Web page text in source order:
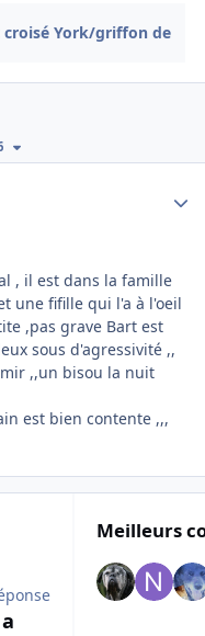
croisé York/griffon de
, il est dans la famille
une fifille qui l'a à l'oeil
,pas grave Bart est
sous d'agressivité ,,
,,un bisou la nuit
est bien contente ,,,
Meilleurs